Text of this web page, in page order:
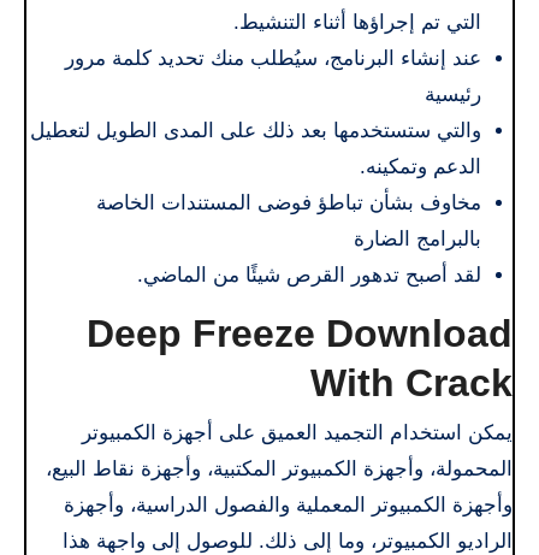
التي تم إجراؤها أثناء التنشيط.
عند إنشاء البرنامج، سيُطلب منك تحديد كلمة مرور
رئيسية
والتي ستستخدمها بعد ذلك على المدى الطويل لتعطيل
الدعم وتمكينه.
مخاوف بشأن تباطؤ فوضى المستندات الخاصة
بالبرامج الضارة
لقد أصبح تدهور القرص شيئًا من الماضي.
Deep Freeze Download
With Crack
يمكن استخدام التجميد العميق على أجهزة الكمبيوتر
المحمولة، وأجهزة الكمبيوتر المكتبية، وأجهزة نقاط البيع،
وأجهزة الكمبيوتر المعملية والفصول الدراسية، وأجهزة
الراديو الكمبيوتر، وما إلى ذلك. للوصول إلى واجهة هذا